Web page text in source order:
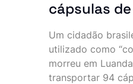
cápsulas
abdómen e
rede
Um cidadão
utilizado como
morreu em
transportar 94